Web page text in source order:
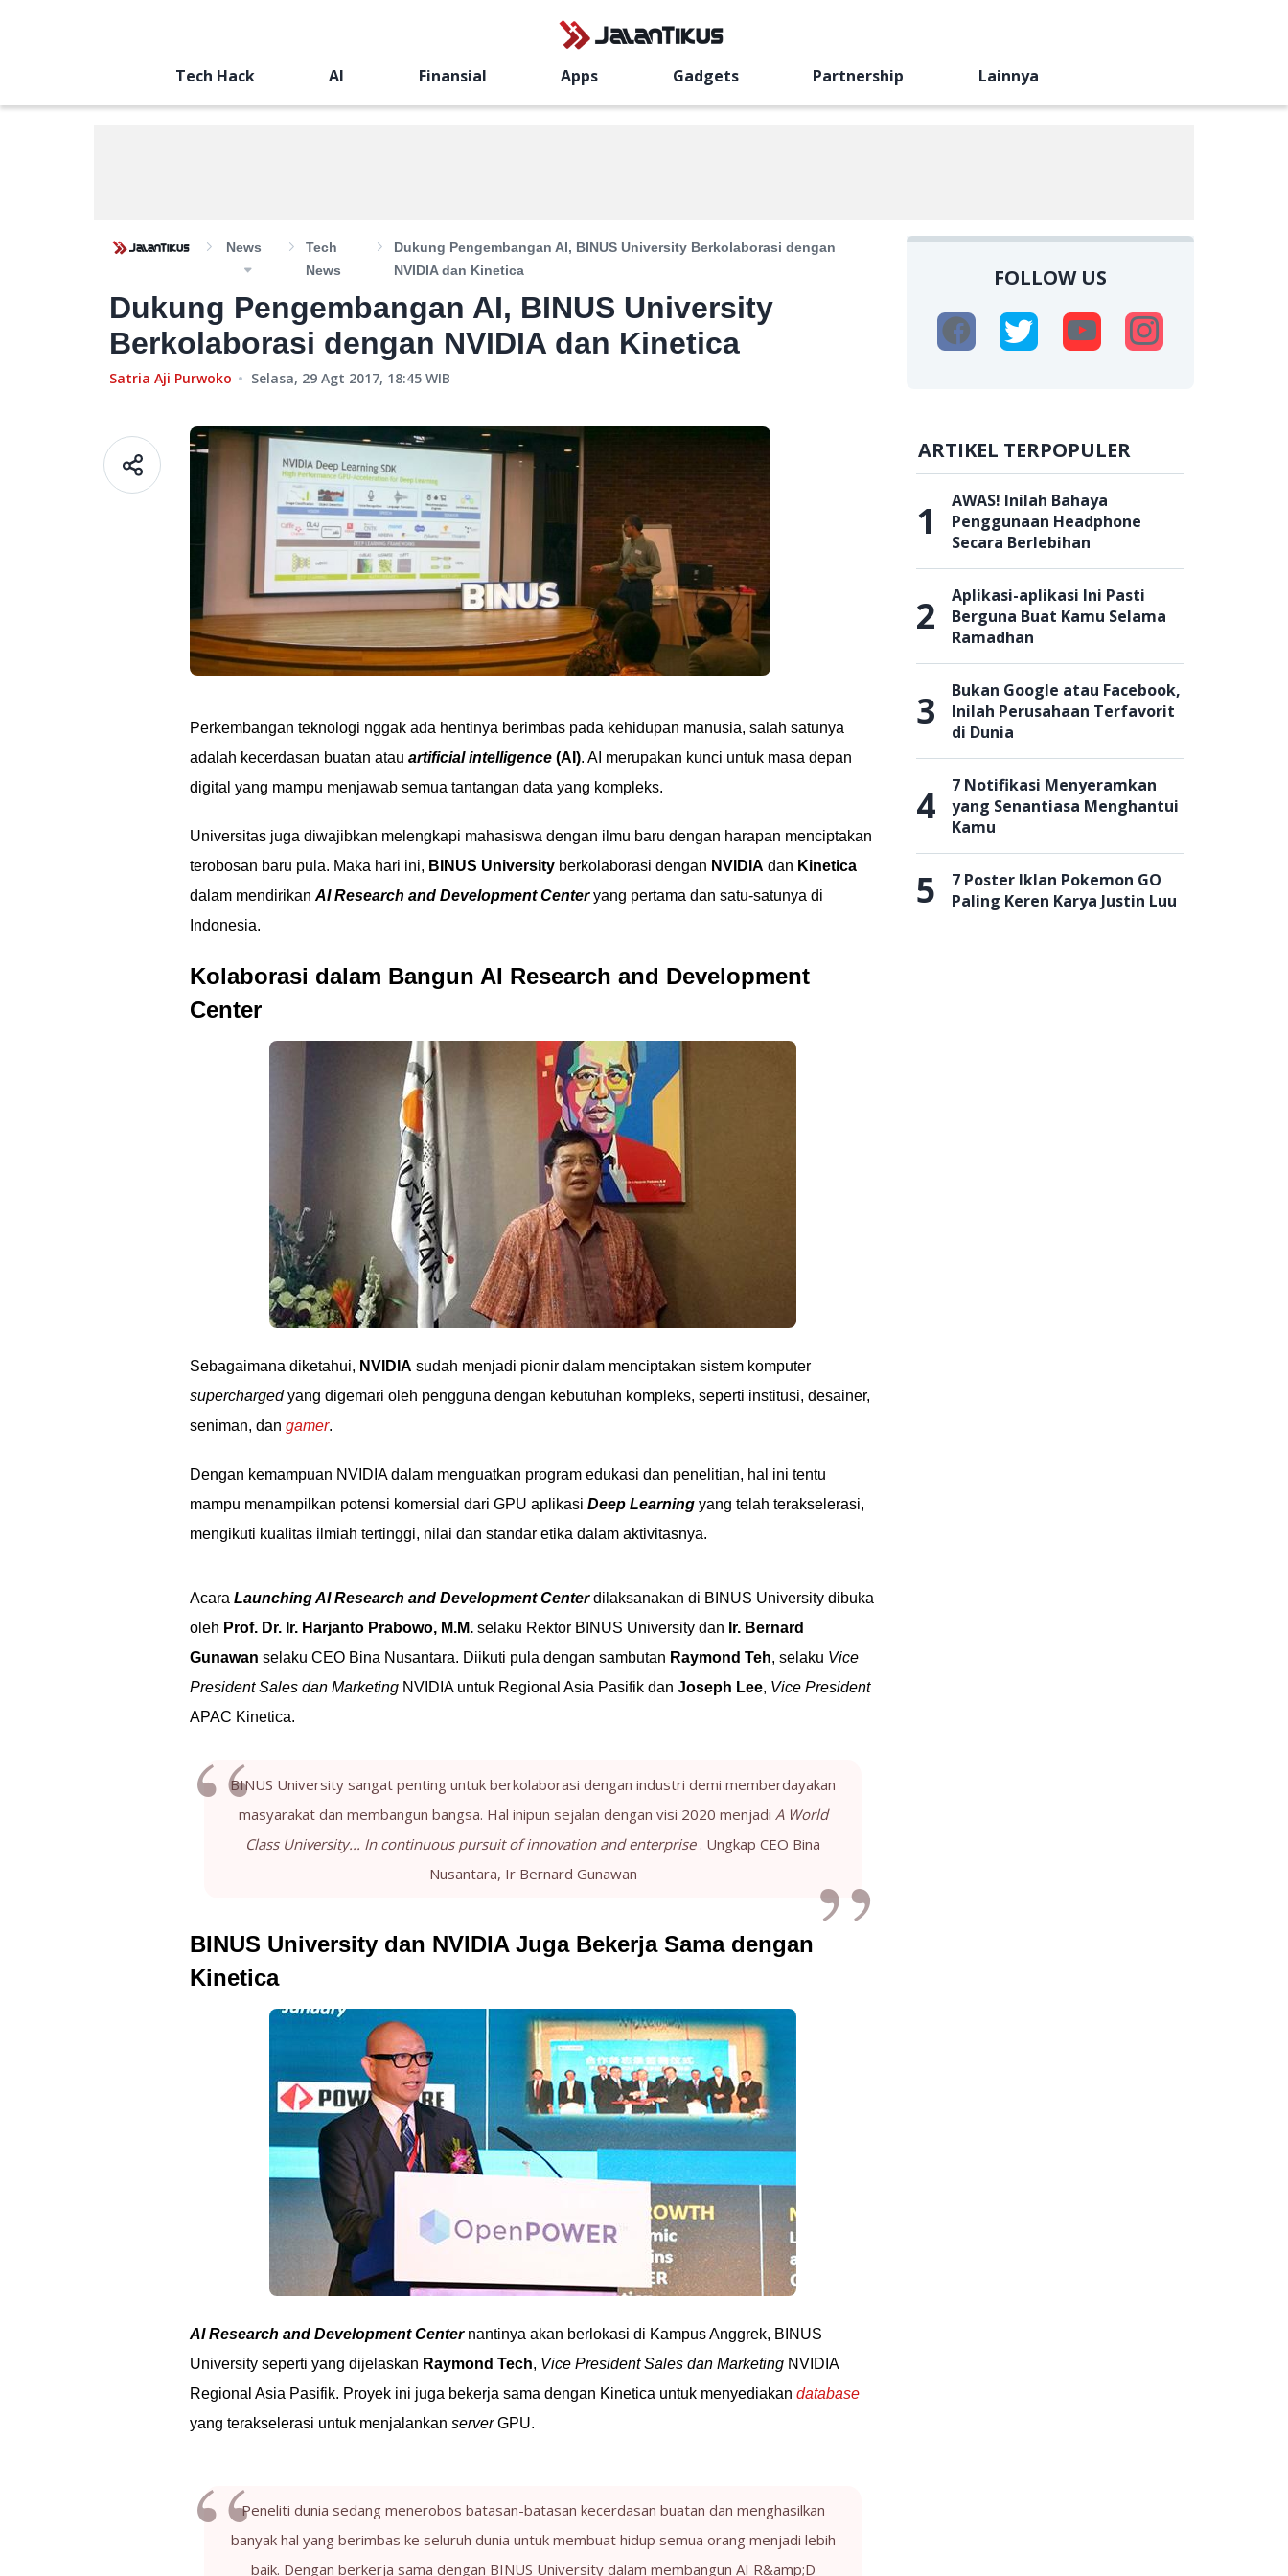
Tech Hack AI Finansial Apps Gadgets Partnership Lainnya
News
Tech
News
Dukung Pengembangan AI, BINUS University Berkolaborasi dengan
NVIDIA dan Kinetica
Dukung Pengembangan AI, BINUS University
Berkolaborasi dengan NVIDIA dan Kinetica
Satria Aji Purwoko Selasa, 29 Agt 2017, 18:45 WIB
Perkembangan teknologi nggak ada hentinya berimbas pada kehidupan manusia, salah satunya
adalah kecerdasan buatan atau artificial intelligence (AI). AI merupakan kunci untuk masa depan
digital yang mampu menjawab semua tantangan data yang kompleks.
Universitas juga diwajibkan melengkapi mahasiswa dengan ilmu baru dengan harapan menciptakan
terobosan baru pula. Maka hari ini, BINUS University berkolaborasi dengan NVIDIA dan Kinetica
dalam mendirikan AI Research and Development Centeryang pertama dan satu-satunya di
Indonesia.
Kolaborasi dalam Bangun AI Research and Development
Center
Sebagaimana diketahui, NVIDIA sudah menjadi pionir dalam menciptakan sistem komputer
superchargedyang digemari oleh pengguna dengan kebutuhan kompleks, seperti institusi, desainer,
seniman, dan gamer.
Dengan kemampuan NVIDIA dalam menguatkan program edukasi dan penelitian, hal ini tentu
mampu menampilkan potensi komersial dari GPU aplikasi Deep Learning yang telah terakselerasi,
mengikuti kualitas ilmiah tertinggi, nilai dan standar etika dalam aktivitasnya.
Acara Launching AI Research and Development Centerdilaksanakan di BINUS University dibuka
oleh Prof. Dr. Ir. Harjanto Prabowo, M.M. selaku Rektor BINUS University dan Ir. Bernard
Gunawan selaku CEO Bina Nusantara. Diikuti pula dengan sambutan Raymond Teh, selaku Vice
President Sales dan Marketing NVIDIA untuk Regional Asia Pasifik dan Joseph Lee, Vice President
APAC Kinetica.
BINUS University sangat penting untuk berkolaborasi dengan industri demi memberdayakan
masyarakat dan membangun bangsa. Hal inipun sejalan dengan visi 2020 menjadi A World
Class University... In continuous pursuit of innovation and enterprise . Ungkap CEO Bina
Nusantara, Ir Bernard Gunawan
BINUS University dan NVIDIA Juga Bekerja Sama dengan
Kinetica
AI Research and Development Centernantinya akan berlokasi di Kampus Anggrek, BINUS
University seperti yang dijelaskan Raymond Tech, Vice President Sales dan Marketing NVIDIA
Regional Asia Pasifik. Proyek ini juga bekerja sama dengan Kinetica untuk menyediakan database
yang terakselerasi untuk menjalankan serverGPU.
Peneliti dunia sedang menerobos batasan-batasan kecerdasan buatan dan menghasilkan
banyak hal yang berimbas ke seluruh dunia untuk membuat hidup semua orang menjadi lebih
baik. Dengan berkerja sama dengan BINUS University dalam membangun AI R&amp;D
FOLLOW US
ARTIKEL TERPOPULER
1
AWAS! Inilah Bahaya
Penggunaan Headphone
Secara Berlebihan
2
Aplikasi-aplikasi Ini Pasti
Berguna Buat Kamu Selama
Ramadhan
3
Bukan Google atau Facebook,
Inilah Perusahaan Terfavorit
di Dunia
4
7 Notifikasi Menyeramkan
yang Senantiasa Menghantui
Kamu
5
7 Poster Iklan Pokemon GO
Paling Keren Karya Justin Luu